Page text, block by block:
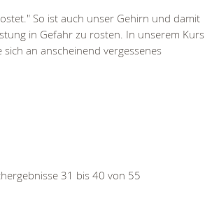
So ist auch unser Gehirn und damit
in Gefahr zu rosten. In unserem Kurs
sich an anscheinend vergessenes
31 bis 40 von 55